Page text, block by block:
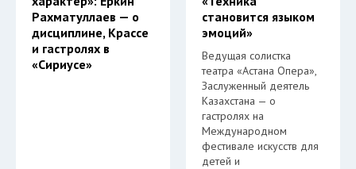
Рахматуллаев — о
дисциплине, Крассе
и гастролях в
«Сириусе»
становится языком
эмоций»
Ведущая солистка
театра «Астана Опера»,
Заслуженный деятель
Казахстана — о
гастролях на
Международном
фестивале искусств для
детей и